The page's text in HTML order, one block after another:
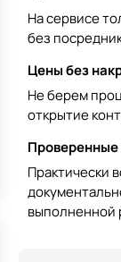
На сервисе
без
Цены без
Не берем
открытие
Проверенные
Практически
выполненной